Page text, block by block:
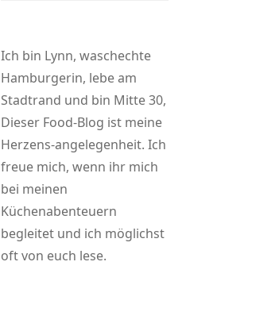
Ich bin Lynn, waschechte
Hamburgerin, lebe am
Stadtrand und bin Mitte 30,
Dieser Food-Blog ist meine
Herzens-angelegenheit. Ich
freue mich, wenn ihr mich
bei meinen
Küchenabenteuern
begleitet und ich möglichst
oft von euch lese.